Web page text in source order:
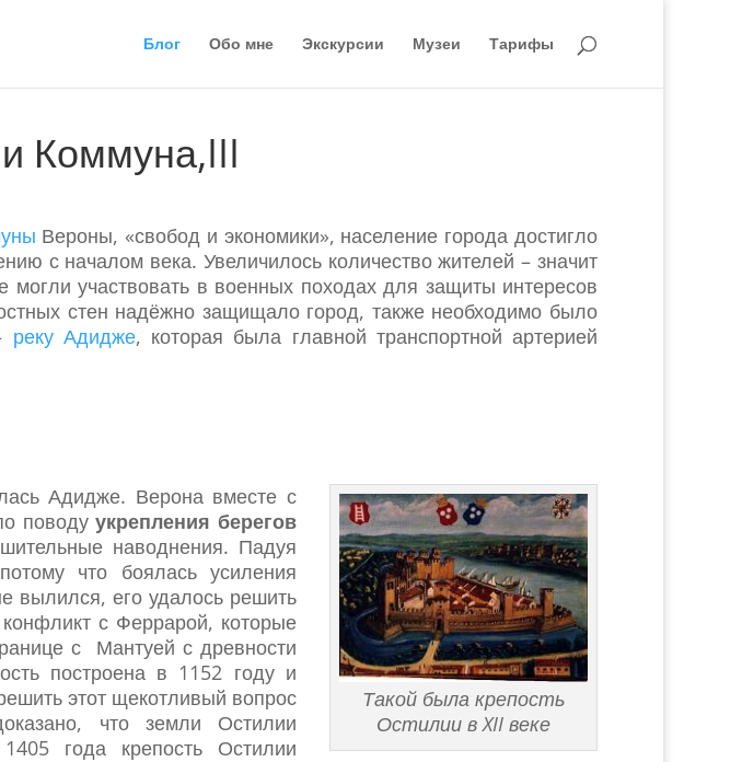
Блог Обо мне Экскурсии Музеи Тарифы
Коммуна,III
Вероны, «свобод и экономики», население города достигло
с началом века. Увеличилось количество жителей – значит
могли участвовать в военных походах для защиты интересов
стен надёжно защищало город, также необходимо было
реку Адидже, которая была главной транспортной артерией
Такой была крепость
Остилии в XII веке
Адидже. Верона вместе с
поводуукрепления берегов
наводнения. Падуя
что боялась усиления
вылился, его удалось решить
с Феррарой, которые
с Мантуей с древности
построена в 1152 году и
этот щекотливый вопрос
что земли Остилии
года крепость Остилии